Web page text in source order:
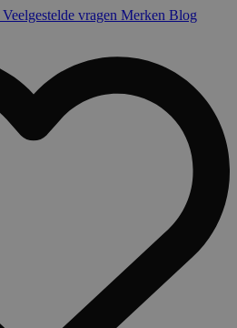
Veelgestelde vragen Merken Blog